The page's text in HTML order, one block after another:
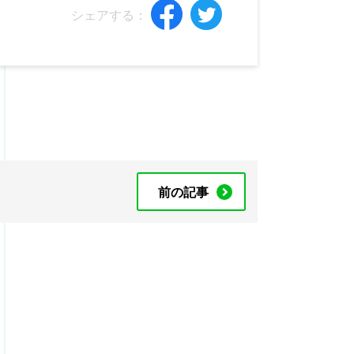
シェアする：
前の記事